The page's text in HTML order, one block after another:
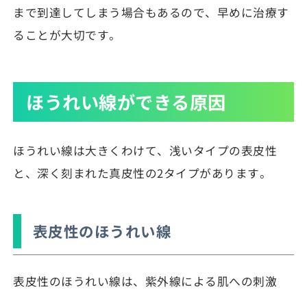
まで到達してしまう場合もあるので、早めに治療す
ることが大切です。
ほうれい線ができる原因
ほうれい線は大きくわけて、浅いタイプの表皮性
と、深く刻まれた真皮性の2タイプがあります。
表皮性のほうれい線
表皮性のほうれい線は、紫外線による肌への刺激